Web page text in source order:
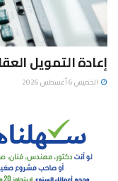
إعادة التمويل العقاري
الخميس 6 أغسطس 2026